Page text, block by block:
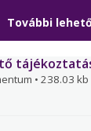
• 238.03 kb
További